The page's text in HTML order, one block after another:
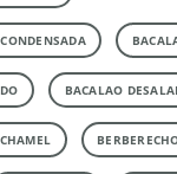
BACALAO